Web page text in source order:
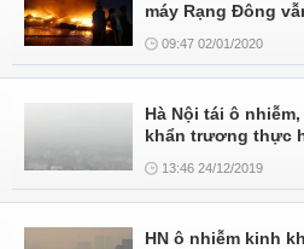
máy Rạng Đông
09:47 02/01/2020
Hà Nội tái ô
khẩn trương thực
13:46 24/12/2019
HN ô nhiễm kinh